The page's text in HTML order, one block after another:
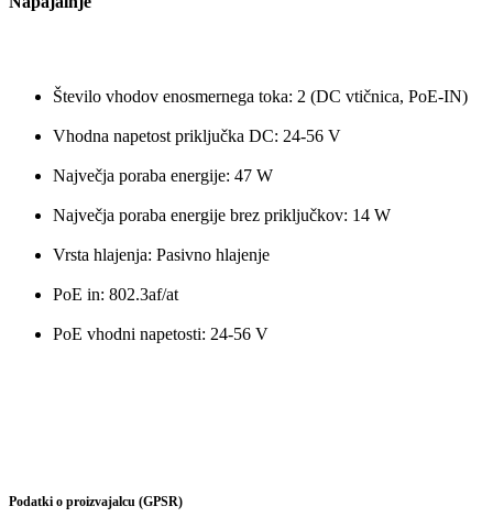
Število vhodov enosmernega toka: 2 (DC vtičnica, PoE-IN)
Vhodna napetost priključka DC: 24-56 V
Največja poraba energije: 47 W
Največja poraba energije brez priključkov: 14 W
Vrsta hlajenja: Pasivno hlajenje
PoE in: 802.3af/at
PoE vhodni napetosti: 24-56 V
Podatki o proizvajalcu (GPSR)